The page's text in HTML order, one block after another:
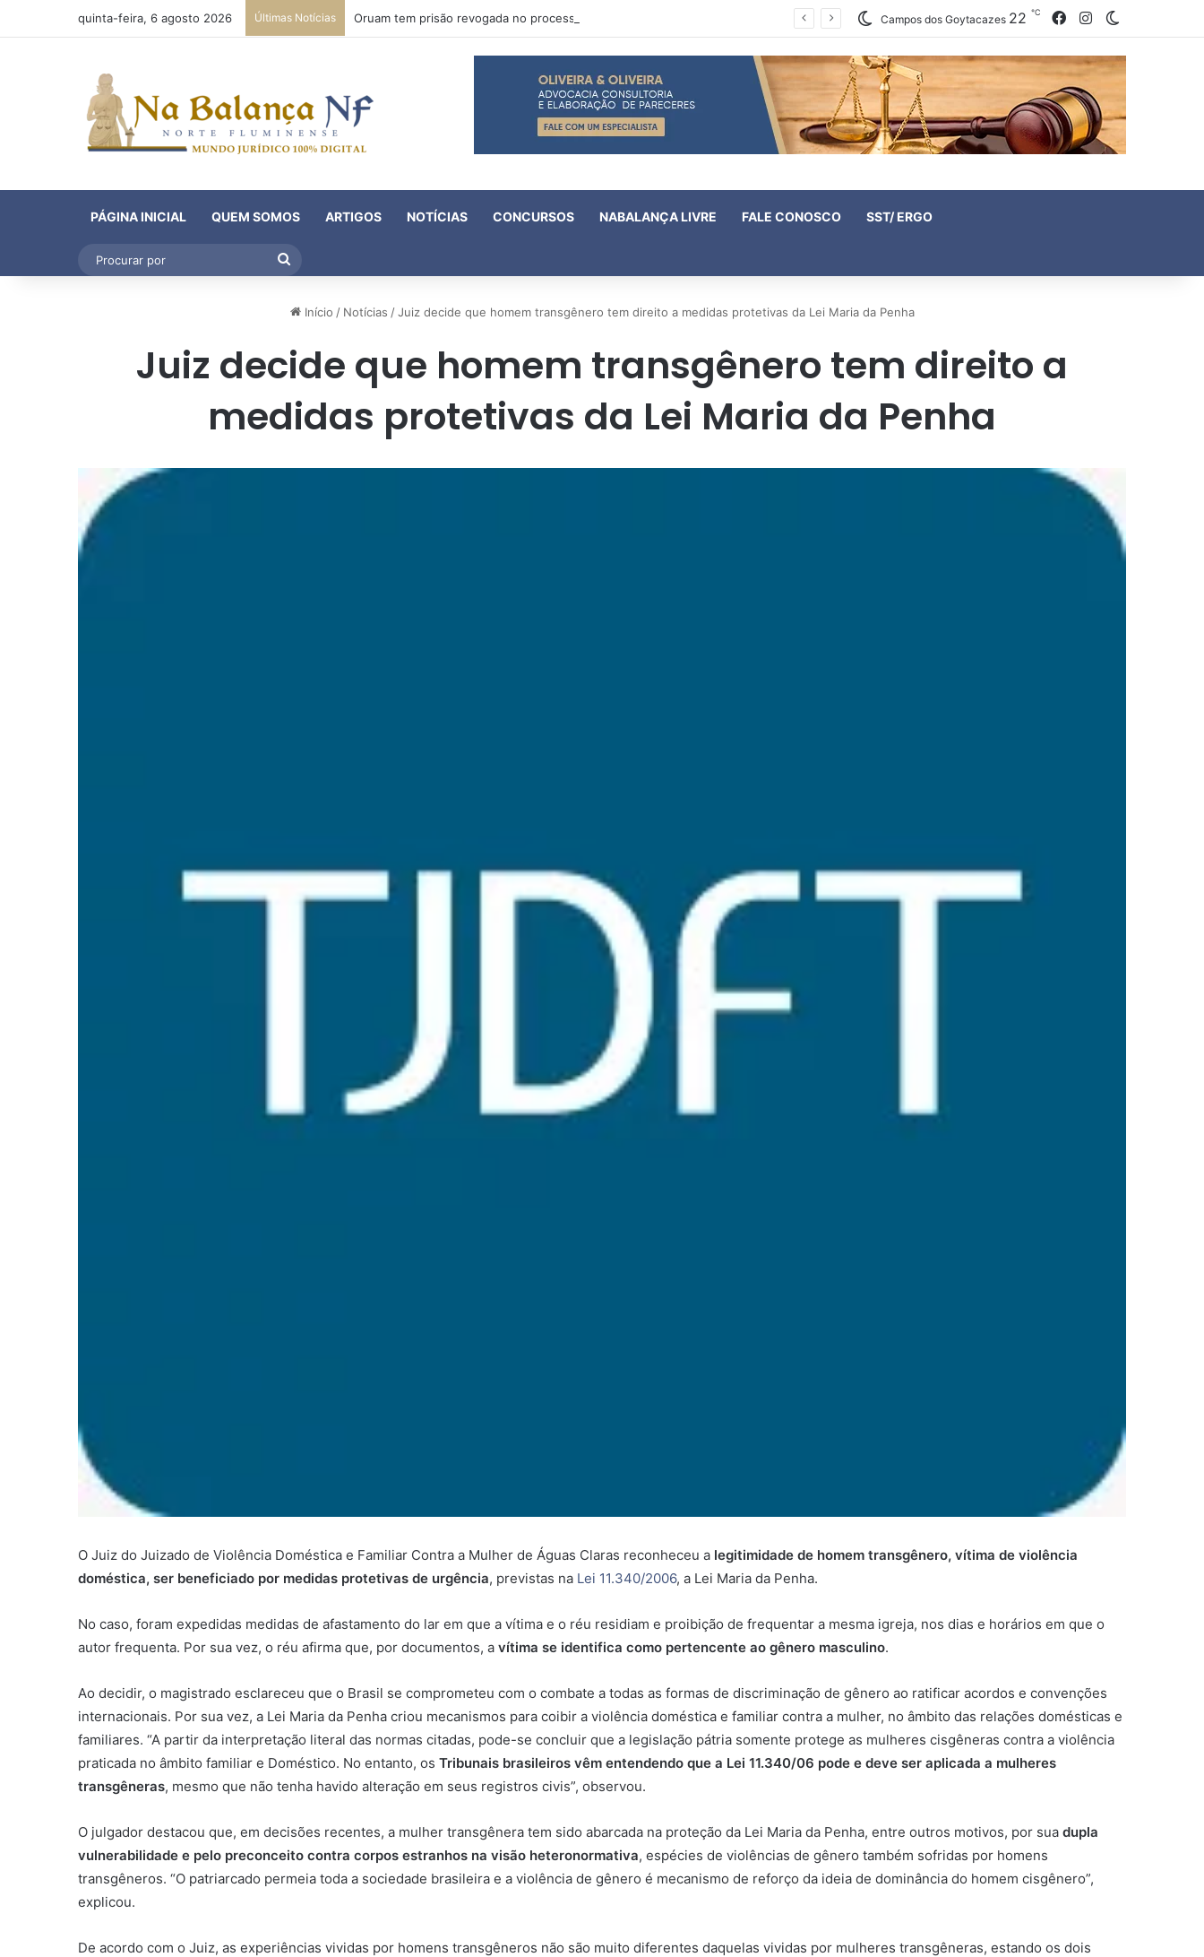
quinta-feira, 6 agosto 2026 Últimas Notícias Campos dos Goytacazes 22 ℃ FacebookInstagram
PÁGINA INICIAL QUEM SOMOS ARTIGOS NOTÍCIAS CONCURSOS NABALANÇA LIVRE FALE CONOSCO SST/ ERGO
Início / Notícias / Juiz decide que homem transgênero tem direito a medidas protetivas da Lei Maria da Penha
Juiz decide que homem transgênero tem direito a
medidas protetivas da Lei Maria da Penha
O Juiz do Juizado de Violência Doméstica e Familiar Contra a Mulher de Águas Claras reconheceu a legitimidade de homem transgênero, vítima de violência
doméstica, ser beneficiado por medidas protetivas de urgência, previstas na Lei 11.340/2006, a Lei Maria da Penha.
No caso, foram expedidas medidas de afastamento do lar em que a vítima e o réu residiam e proibição de frequentar a mesma igreja, nos dias e horários em que o
autor frequenta. Por sua vez, o réu afirma que, por documentos, a vítima se identifica como pertencente ao gênero masculino.
Ao decidir, o magistrado esclareceu que o Brasil se comprometeu com o combate a todas as formas de discriminação de gênero ao ratificar acordos e convenções
internacionais. Por sua vez, a Lei Maria da Penha criou mecanismos para coibir a violência doméstica e familiar contra a mulher, no âmbito das relações domésticas e
familiares. “A partir da interpretação literal das normas citadas, pode-se concluir que a legislação pátria somente protege as mulheres cisgêneras contra a violência
praticada no âmbito familiar e Doméstico. No entanto, os Tribunais brasileiros vêm entendendo que a Lei 11.340/06 pode e deve ser aplicada a mulheres
transgêneras, mesmo que não tenha havido alteração em seus registros civis”, observou.
O julgador destacou que, em decisões recentes, a mulher transgênera tem sido abarcada na proteção da Lei Maria da Penha, entre outros motivos, por sua dupla
vulnerabilidade e pelo preconceito contra corpos estranhos na visão heteronormativa, espécies de violências de gênero também sofridas por homens
transgêneros. “O patriarcado permeia toda a sociedade brasileira e a violência de gênero é mecanismo de reforço da ideia de dominância do homem cisgênero”,
explicou.
De acordo com o Juiz, as experiências vividas por homens transgêneros não são muito diferentes daquelas vividas por mulheres transgêneras, estando os dois